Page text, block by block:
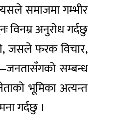
समाजमा गम्भीर
विनम्र अनुरोध गर्दछु
जसले फरक विचार,
सम्बन्ध
भूमिका अत्यन्त
गर्दछु ।